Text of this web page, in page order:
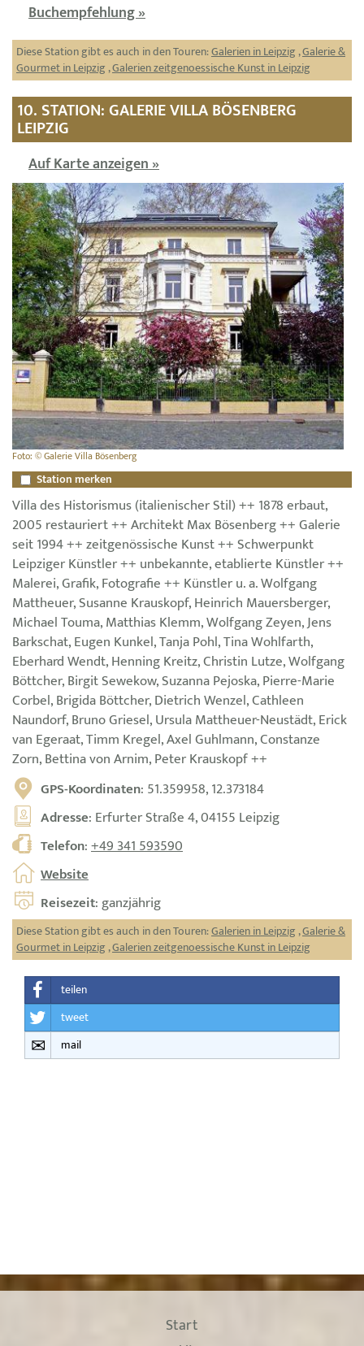
Buchempfehlung »
Diese Station gibt es auch in den Touren:Galerien in Leipzig ,Galerie &
Gourmet in Leipzig ,Galerien zeitgenoessische Kunst in Leipzig
10. STATION: GALERIE VILLA BÖSENBERG
LEIPZIG
Auf Karte anzeigen »
Foto: © Galerie Villa Bösenberg
Station merken
Villa des Historismus (italienischer Stil) ++ 1878 erbaut,
2005 restauriert ++ Architekt Max Bösenberg ++ Galerie
seit 1994 ++ zeitgenössische Kunst ++ Schwerpunkt
Leipziger Künstler ++ unbekannte, etablierte Künstler ++
Malerei, Grafik, Fotografie ++ Künstler u. a. Wolfgang
Mattheuer, Susanne Krauskopf, Heinrich Mauersberger,
Michael Touma, Matthias Klemm, Wolfgang Zeyen, Jens
Barkschat, Eugen Kunkel, Tanja Pohl, Tina Wohlfarth,
Eberhard Wendt, Henning Kreitz, Christin Lutze, Wolfgang
Böttcher, Birgit Sewekow, Suzanna Pejoska, Pierre-Marie
Corbel, Brigida Böttcher, Dietrich Wenzel, Cathleen
Naundorf, Bruno Griesel, Ursula Mattheuer-Neustädt, Erick
van Egeraat, Timm Kregel, Axel Guhlmann, Constanze
Zorn, Bettina von Arnim, Peter Krauskopf ++
GPS-Koordinaten: 51.359958, 12.373184
Adresse: Erfurter Straße 4, 04155 Leipzig
Telefon:+49 341 593590
Website
Reisezeit: ganzjährig
Diese Station gibt es auch in den Touren:Galerien in Leipzig ,Galerie &
Gourmet in Leipzig ,Galerien zeitgenoessische Kunst in Leipzig
teilen
tweet
mail
Start